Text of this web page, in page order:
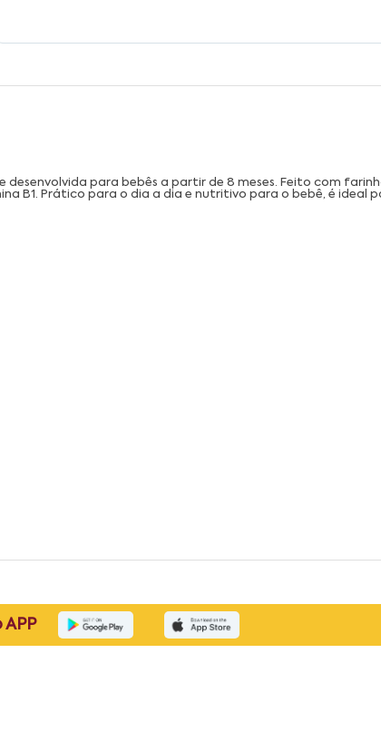
para bebês a partir de 8 meses. Feito com
B1. Prático para o dia a dia e nutritivo para o bebê, é
APP